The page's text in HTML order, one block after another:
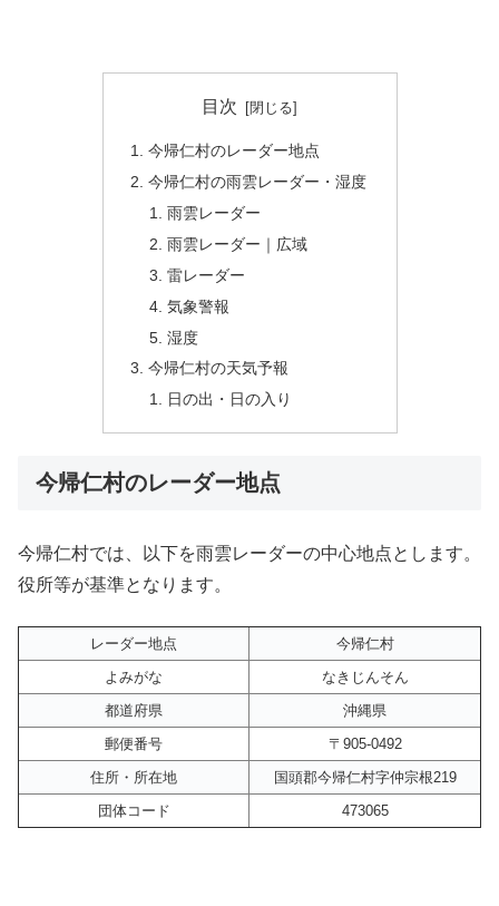
目次
今帰仁村のレーダー地点
今帰仁村の雨雲レーダー・湿度
雨雲レーダー
雨雲レーダー｜広域
雷レーダー
気象警報
湿度
今帰仁村の天気予報
日の出・日の入り
今帰仁村のレーダー地点
今帰仁村では、以下を雨雲レーダーの中心地点とします。
役所等が基準となります。
レーダー地点
今帰仁村
よみがな
なきじんそん
都道府県
沖縄県
郵便番号
〒905-0492
住所・所在地
国頭郡今帰仁村字仲宗根219
団体コード
473065